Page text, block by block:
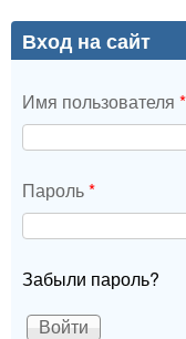
Вход на сайт
Имя пользователя *
Пароль*
Забыли пароль?